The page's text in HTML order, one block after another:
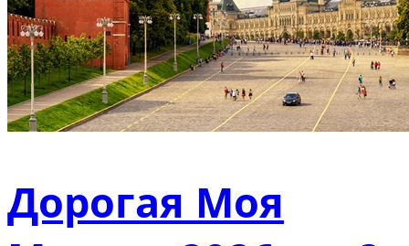
Дорогая Моя